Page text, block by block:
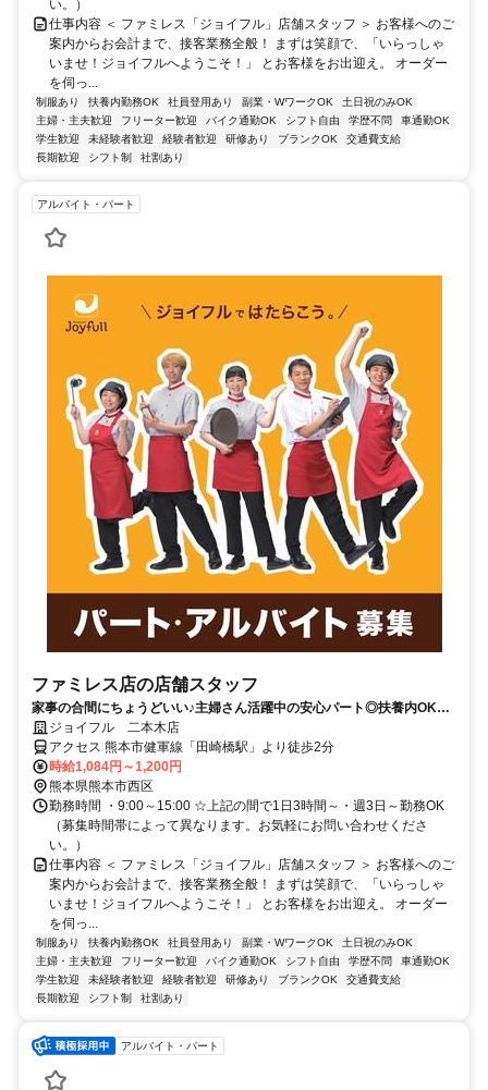
い。）
仕事内容 ＜ ファミレス「ジョイフル」店舗スタッフ ＞ お客様へのご
案内からお会計まで、接客業務全般！ まずは笑顔で、「いらっしゃ
いませ！ジョイフルへようこそ！」 とお客様をお出迎え。 オーダー
を伺っ...
制服あり 扶養内勤務OK 社員登用あり 副業・WワークOK
土日祝のみOK
主婦・主夫歓迎
フリーター歓迎 バイク通勤OK シフト自由 学歴不問
車通勤OK
学生歓迎
未経験者歓迎 経験者歓迎 研修あり ブランクOK
交通費支給
長期歓迎
シフト制 社割あり
アルバイト・パート
ファミレス店の店舗スタッフ
家事の合間にちょうどいい♪主婦さん活躍中の安心パート◎扶養内OKで
シフト相談も柔軟♪履歴書不要★
ジョイフル 二本木店
アクセス 熊本市健軍線「田崎橋駅」より徒歩2分
時給1,084円～1,200円
熊本県熊本市西区
勤務時間 ・9:00～15:00 ☆上記の間で1日3時間～・週3日～勤務OK
（募集時間帯によって異なります。お気軽にお問い合わせくださ
い。）
仕事内容 ＜ ファミレス「ジョイフル」店舗スタッフ ＞ お客様へのご
案内からお会計まで、接客業務全般！ まずは笑顔で、「いらっしゃ
いませ！ジョイフルへようこそ！」 とお客様をお出迎え。 オーダー
を伺っ...
制服あり 扶養内勤務OK 社員登用あり 副業・WワークOK
土日祝のみOK
主婦・主夫歓迎
フリーター歓迎 バイク通勤OK シフト自由 学歴不問
車通勤OK
学生歓迎
未経験者歓迎 経験者歓迎 研修あり ブランクOK
交通費支給
長期歓迎
シフト制 社割あり
アルバイト・パート